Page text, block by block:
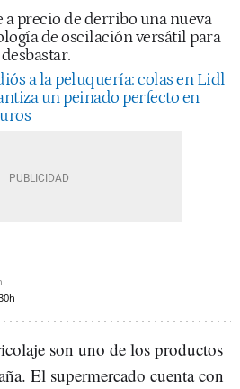
precio de derribo una nueva
de oscilación versátil para
a la peluquería: colas en Lidl
un peinado perfecto en
son uno de los productos
El supermercado cuenta con